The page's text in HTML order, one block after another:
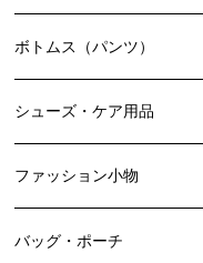
ボトムス（パンツ）
シューズ・ケア用品
ファッション小物
バッグ・ポーチ